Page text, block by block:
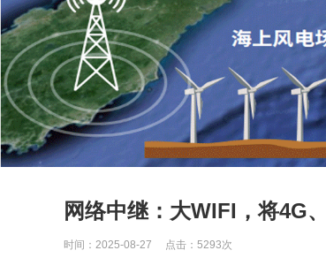
网络中继：大WIFI，将4G
时间：2025-08-27 点击：5293次